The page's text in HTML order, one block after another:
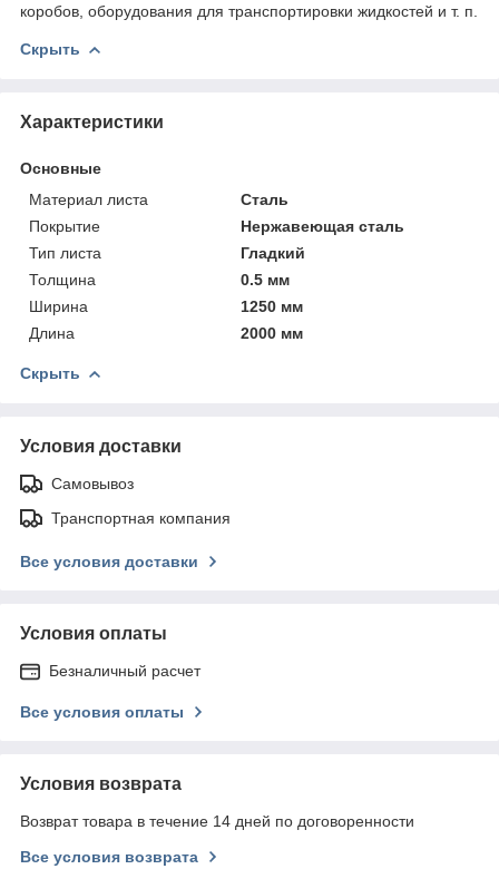
коробов, оборудования для транспортировки жидкостей и т. п.
Скрыть
Характеристики
Основные
Материал листа
Сталь
Покрытие
Нержавеющая сталь
Тип листа
Гладкий
Толщина
0.5 мм
Ширина
1250 мм
Длина
2000 мм
Скрыть
Условия доставки
Самовывоз
Транспортная компания
Все условия доставки
Условия оплаты
Безналичный расчет
Все условия оплаты
Условия возврата
Возврат товара в течение 14 дней по договоренности
Все условия возврата